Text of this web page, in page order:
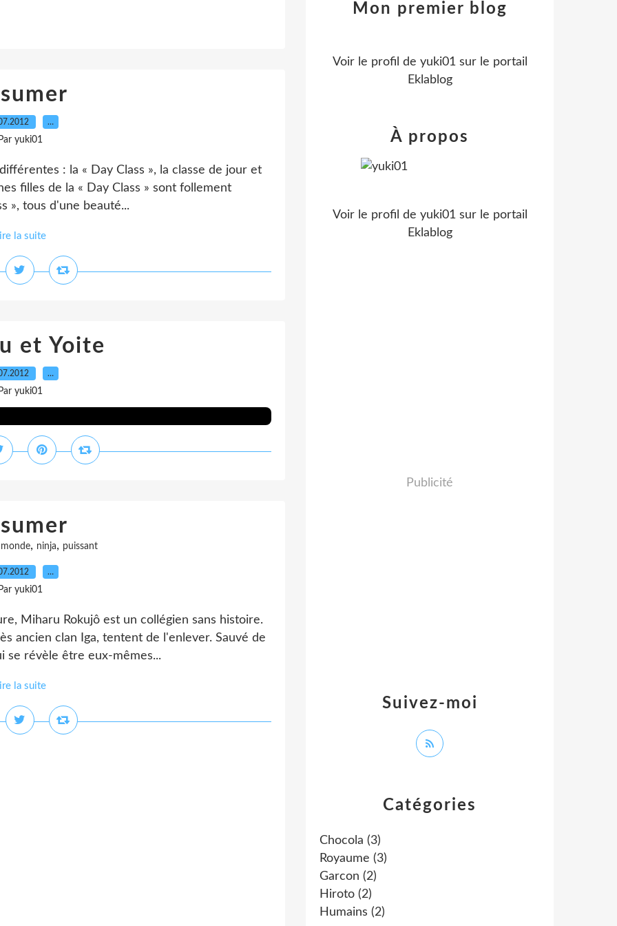
…
yuki01
: la « Day Class », la classe de jour et
filles de la « Day Class » sont follement
», tous d'une beauté...
la suite
et Yoite
…
yuki01
monde, ninja, puissant
…
yuki01
Miharu Rokujô est un collégien sans histoire.
ancien clan Iga, tentent de l'enlever. Sauvé de
se révèle être eux-mêmes...
la suite
Catégories
Chocola (3)
Royaume (3)
Garcon (2)
Hiroto (2)
Humains (2)
Mon premier blog
Voir le profil de yuki01sur le portail
Eklablog
Suivez-moi
À propos
Voir le profil de yuki01sur le portail
Eklablog
Publicité